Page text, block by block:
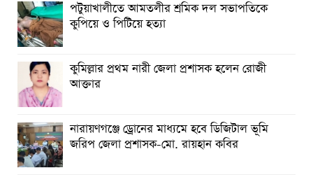
পটুয়াখালীতে আমতলীর শ্রমিক দল সভাপতিকে
কুপিয়ে ও পিটিয়ে হত্যা
কুমিল্লার প্রথম নারী জেলা প্রশাসক হলেন রোজী
আক্তার
নারায়ণগঞ্জে ড্রোনের মাধ্যমে হবে ডিজিটাল ভূমি
জরিপ জেলা প্রশাসক-মো. রায়হান কবির